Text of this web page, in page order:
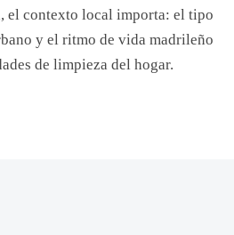
el contexto local importa: el tipo
y el ritmo de vida madrileño
de limpieza del hogar.